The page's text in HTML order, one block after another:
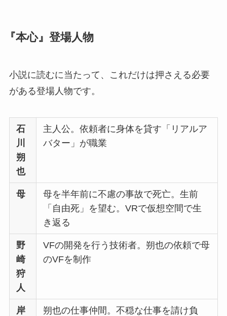
『本心』登場人物
小説に読むに当たって、これだけは押さえる必要
がある登場人物です。
石
川
朔
也
主人公。依頼者に身体を貸す「リアルア
バター」が職業
母
母を半年前に不慮の事故で死亡。生前
「自由死」を望む。VRで仮想空間で生
き返る
野
崎
狩
人
VFの開発を行う技術者。朔也の依頼で母
のVFを制作
岸
朔也の仕事仲間。不穏な仕事を請け負